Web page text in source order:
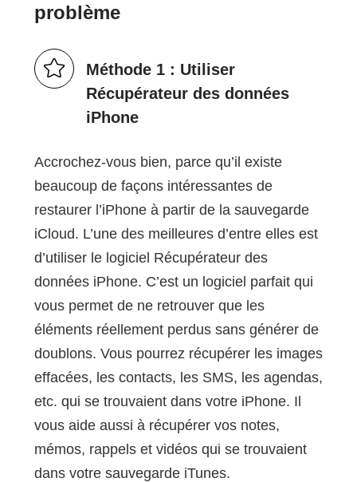
problème
Méthode 1 : Utiliser
Récupérateur des données
iPhone
Accrochez-vous bien, parce qu’il existe
beaucoup de façons intéressantes de
restaurer l’iPhone à partir de la sauvegarde
iCloud. L’une des meilleures d’entre elles est
d’utiliser le logiciel Récupérateur des
données iPhone. C’est un logiciel parfait qui
vous permet de ne retrouver que les
éléments réellement perdus sans générer de
doublons. Vous pourrez récupérer les images
effacées, les contacts, les SMS, les agendas,
etc. qui se trouvaient dans votre iPhone. Il
vous aide aussi à récupérer vos notes,
mémos, rappels et vidéos qui se trouvaient
dans votre sauvegarde iTunes.